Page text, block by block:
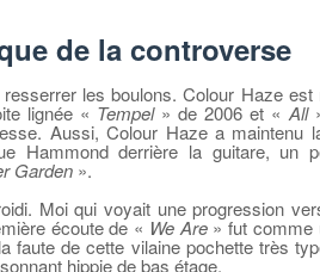
de la controverse
les boulons. Colour Haze
lignée « Tempel » de 2006 et « All
Aussi, Colour Haze a maintenu
Hammond derrière la guitare, un
Garden ».
Moi qui voyait une progression
écoute de « We Are» fut comme
faute de cette vilaine pochette très
hippie de bas étage.